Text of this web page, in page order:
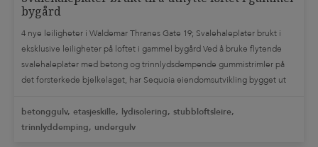
terrasseplater
tørt inngangsparti trinnlyddemping trykkfast isolering undergulv
utekjøkken uteplass uterom utestue vedlikehold
bygård
4 nye leiligheter i Waldemar Thranes Gate 19; Svalehaleplater brukt i
eksklusive leiligheter på loftet i gammel bygård Ved å bruke flytende
svalehaleplater med betong og trinnlydsdempende gummistrimler på
det forsterkede bjelkelaget, har Sequoia eiendomsutvikling bygget ut
dermed kunnet utnytte loftet i den gamle […]
betonggulv, etasjeskille, lydisolering, stubbloftsleire,
trinnlyddemping, undergulv